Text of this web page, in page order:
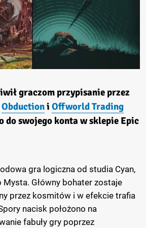
graczom przypisanie przez
Obductioni Offworld Trading
do swojego konta w sklepie Epic
gra logiczna od studia Cyan,
Główny bohater zostaje
przez kosmitów i w efekcie trafia
nacisk położono na
fabuły gry poprzez